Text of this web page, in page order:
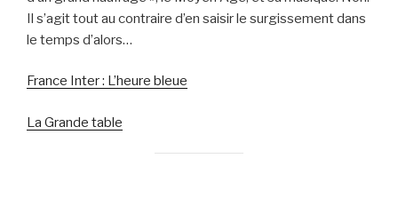
Il s’agit tout au contraire d’en saisir le surgissement dans
le temps d’alors…
France Inter : L’heure bleue
La Grande table